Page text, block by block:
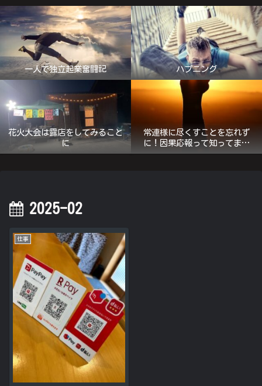
一人で独立起業奮闘記 ハプニング
花火大会は露店をしてみること
に
常連様に尽くすことを忘れず
に！因果応報って知ってます
か？
2025-02
仕事